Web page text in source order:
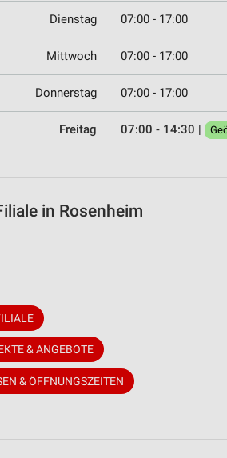
Dienstag 07:00 - 17:00
Mittwoch 07:00 - 17:00
Donnerstag 07:00 - 17:00
Freitag 07:00 - 14:30 |
in Rosenheim
& ANGEBOTE
& ÖFFNUNGSZEITEN